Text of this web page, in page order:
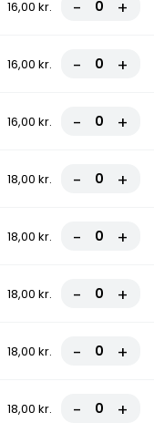
16,00 kr. - +
16,00 kr. - +
16,00 kr. - +
18,00 kr. - +
18,00 kr. - +
18,00 kr. - +
18,00 kr. - +
18,00 kr. - +